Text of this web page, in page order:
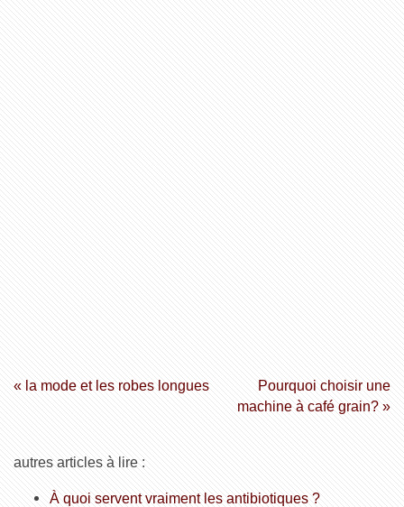
« la mode et les robes longues
Pourquoi choisir une
machine à café grain? »
autres articles à lire :
À quoi servent vraiment les antibiotiques ?